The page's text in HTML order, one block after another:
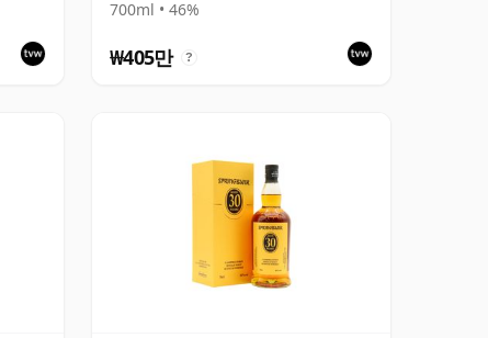
700ml • 46%
₩405만 ?